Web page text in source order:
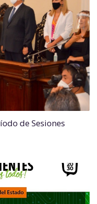
de Sesiones